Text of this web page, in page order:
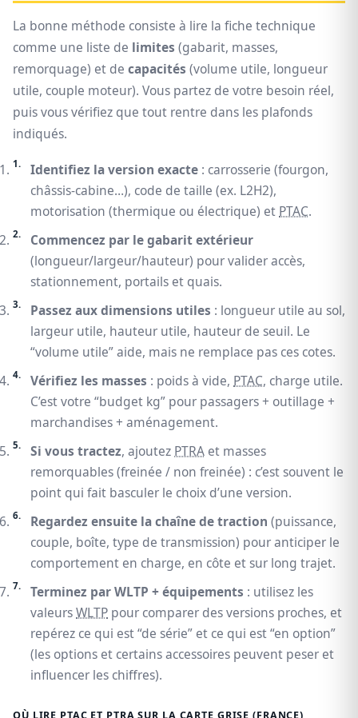
La bonne méthode consiste à lire la fiche technique
comme une liste de limites (gabarit, masses,
remorquage) et de capacités (volume utile, longueur
utile, couple moteur). Vous partez de votre besoin réel,
puis vous vérifiez que tout rentre dans les plafonds
indiqués.
Identifiez la version exacte : carrosserie (fourgon,
châssis-cabine…), code de taille (ex. L2H2),
motorisation (thermique ou électrique) et PTAC.
Commencez par le gabarit extérieur
(longueur/largeur/hauteur) pour valider accès,
stationnement, portails et quais.
Passez aux dimensions utiles : longueur utile au sol,
largeur utile, hauteur utile, hauteur de seuil. Le
“volume utile” aide, mais ne remplace pas ces cotes.
Vérifiez les masses : poids à vide, PTAC, charge utile.
C’est votre “budget kg” pour passagers + outillage +
marchandises + aménagement.
Si vous tractez, ajoutez PTRA et masses
remorquables (freinée / non freinée) : c’est souvent le
point qui fait basculer le choix d’une version.
Regardez ensuite la chaîne de traction (puissance,
couple, boîte, type de transmission) pour anticiper le
comportement en charge, en côte et sur long trajet.
Terminez par WLTP + équipements : utilisez les
valeursWLTP pour comparer des versions proches, et
repérez ce qui est “de série” et ce qui est “en option”
(les options et certains accessoires peuvent peser et
influencer les chiffres).